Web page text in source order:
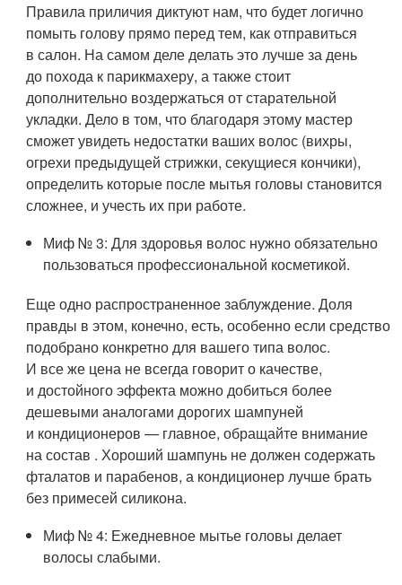
Правила приличия диктуют нам, что будет логично
помыть голову прямо перед тем, как отправиться
в салон. На самом деле делать это лучше за день
до похода к парикмахеру, а также стоит
дополнительно воздержаться от старательной
укладки. Дело в том, что благодаря этому мастер
сможет увидеть недостатки ваших волос (вихры,
огрехи предыдущей стрижки, секущиеся кончики),
определить которые после мытья головы становится
сложнее, и учесть их при работе.
Миф № 3: Для здоровья волос нужно обязательно
пользоваться профессиональной косметикой.
Еще одно распространенное заблуждение. Доля
правды в этом, конечно, есть, особенно если средство
подобрано конкретно для вашего типа волос.
И все же цена не всегда говорит о качестве,
и достойного эффекта можно добиться более
дешевыми аналогами дорогих шампуней
и кондиционеров — главное, обращайте внимание
на состав . Хороший шампунь не должен содержать
фталатов и парабенов, а кондиционер лучше брать
без примесей силикона.
Миф № 4: Ежедневное мытье головы делает
волосы слабыми.